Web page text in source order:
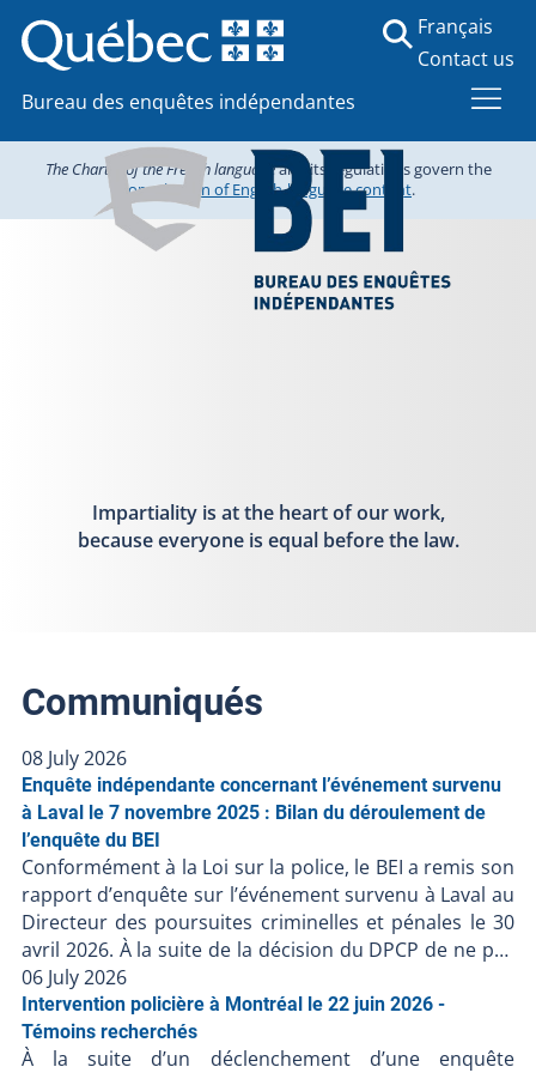
Bureau des enquêtes indépendantes
Français
Contact us
The Charter of the French languageand its regulations govern the
consultation of English-language content.
Impartiality is at the heart of our work,
because everyone is equal before the law.
Communiqués
08 July 2026
Enquête indépendante concernant l’événement survenu
à Laval le 7 novembre 2025 : Bilan du déroulement de
l’enquête du BEI
Conformément à la Loi sur la police, le BEI a remis son
rapport d’enquête sur l’événement survenu à Laval au
Directeur des poursuites criminelles et pénales le 30
avril 2026. À la suite de la décision du DPCP de ne pas
porter d’accusation contre les policiers impliqués, et
en l’absence de faits nouveaux, le BEI clôt le dossier
BEI-251107-001. Résumé de l’événement Le 7
novembre 2025, une personne a été gravement
06 July 2026
Intervention policière à Montréal le 22 juin 2026 -
Témoins recherchés
À la suite d’un déclenchement d’une enquête